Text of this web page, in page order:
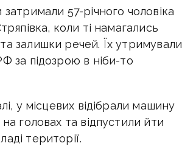
57-річного чоловіка
коли ті намагались
залишки речей. Їх утримували
за підозрою в ніби-то
у місцевих відібрали машину
головах та відпустили йти
території.